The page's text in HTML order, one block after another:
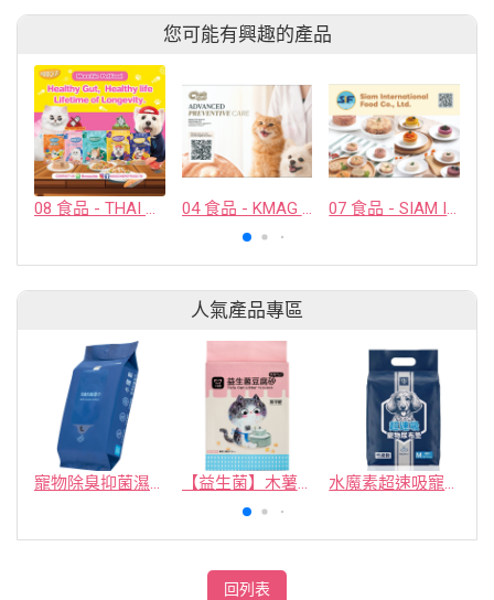
您可能有興趣的產品
08 食品 - THAI AWESOME CO., LTD. 04 食品 - KMAG BIOTECH COMPANY LIMITED 07 食品 - SIAM INTERNATIONAL FOOD CO., LTD.
人氣產品專區
寵物除臭抑菌濕紙巾／30抽／無味【4包100】 【益生菌】木薯豆腐砂/豆腐砂 (1包最低$119起)抽貓砂機 水魔素超速吸寵物尿布墊買1送1
回列表